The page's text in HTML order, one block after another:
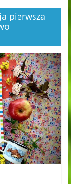
pierwsza